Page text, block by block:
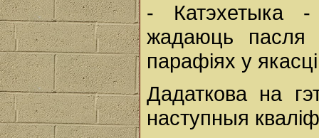
- Катэхетыка -
жадаюць пасля
парафіях у
Дадаткова на
наступныя